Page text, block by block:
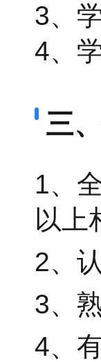
3、
4、
三
1、
以上
2、
3、
4、